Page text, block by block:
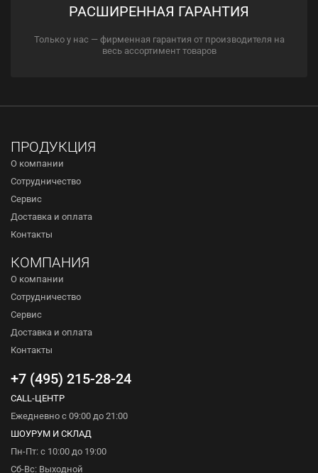
РАСШИРЕННАЯ ГАРАНТИЯ
Только у нас — фирменная гарантия от производителя на
весь ассортимент товаров
ПРОДУКЦИЯ
О компании
Сотрудничество
Сервис
Доставка и оплата
Контакты
КОМПАНИЯ
О компании
Сотрудничество
Сервис
Доставка и оплата
Контакты
+7 (495) 215-28-24
CALL-ЦЕНТР
Ежедневно с 09:00 до 21:00
ШОУРУМ И СКЛАД
Пн-Пт: с 10:00 до 19:00
Сб-Вс: Выходной